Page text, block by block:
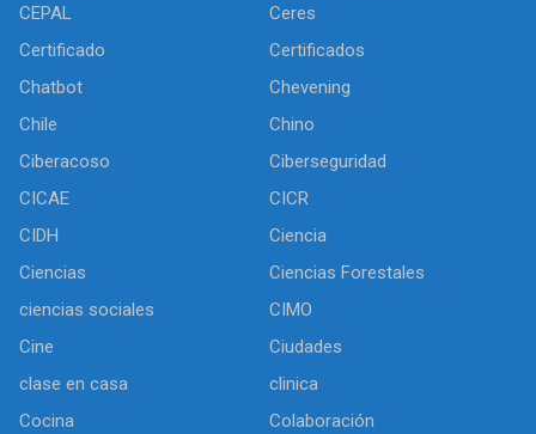
CEPAL
Ceres
Certificado
Certificados
Chatbot
Chevening
Chile
Chino
Ciberacoso
Ciberseguridad
CICAE
CICR
CIDH
Ciencia
Ciencias
Ciencias Forestales
ciencias sociales
CIMO
Cine
Ciudades
clase en casa
clinica
Cocina
Colaboración